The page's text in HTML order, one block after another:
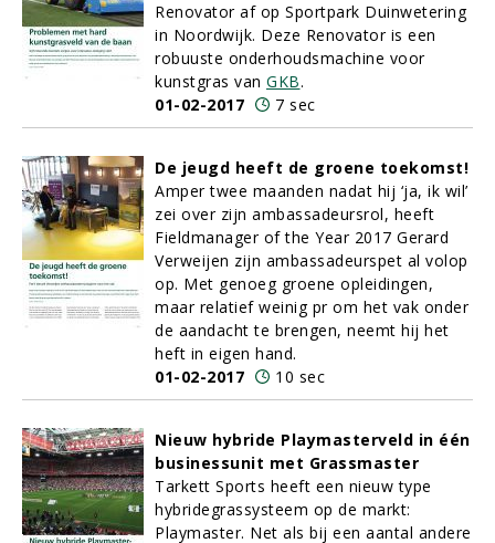
Renovator af op Sportpark Duinwetering
in Noordwijk. Deze Renovator is een
robuuste onderhoudsmachine voor
kunstgras van GKB.
01-02-2017
7 sec
De jeugd heeft de groene toekomst!
Amper twee maanden nadat hij ‘ja, ik wil’
zei over zijn ambassadeursrol, heeft
Fieldmanager of the Year 2017 Gerard
Verweijen zijn ambassadeurspet al volop
op. Met genoeg groene opleidingen,
maar relatief weinig pr om het vak onder
de aandacht te brengen, neemt hij het
heft in eigen hand.
01-02-2017
10 sec
Nieuw hybride Playmasterveld in één
businessunit met Grassmaster
Tarkett Sports heeft een nieuw type
hybridegrassysteem op de markt:
Playmaster. Net als bij een aantal andere